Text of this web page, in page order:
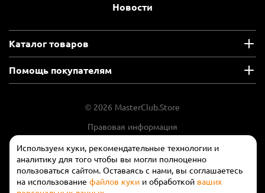
Используем куки, рекомендательные технологии и
аналитику для того чтобы вы могли полноценно
пользоваться сайтом. Оставаясь с нами, вы соглашаетесь
на использование файлов куки и обработкой ваших
Новости
Каталог товаров
Помощь покупателям
© 2026 MasterClub.Store
Правовая информация
Положение об обработки и защите
персональных данных